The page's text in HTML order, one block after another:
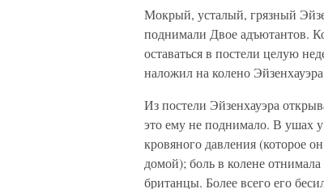
Мокрый, усталый, грязный
поднимали Двое адъютантов.
оставаться в постели целую
наложил на колено
Из постели Эйзенхауэра
это ему не поднимало. В ушах
кровяного давления (которое
домой); боль в колене
британцы. Более всего его